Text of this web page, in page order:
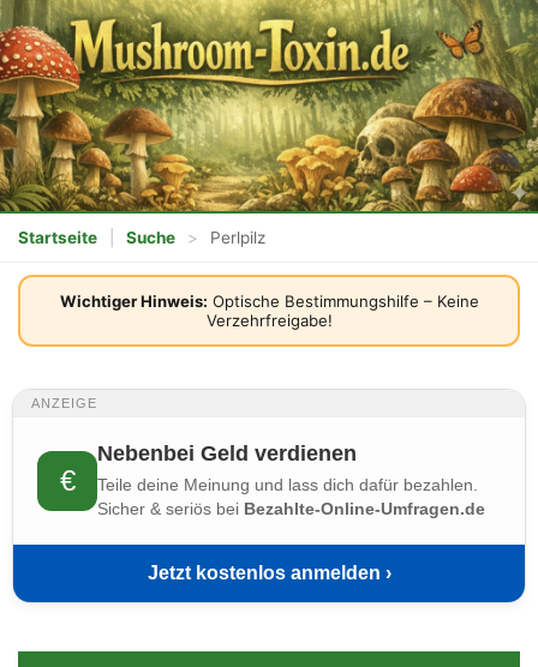
Startseite Suche > Perlpilz
Wichtiger Hinweis: Optische Bestimmungshilfe – Keine
Verzehrfreigabe!
ANZEIGE
€
Nebenbei Geld verdienen
Teile deine Meinung und lass dich dafür bezahlen.
Sicher & seriös bei Bezahlte-Online-Umfragen.de
Jetzt kostenlos anmelden ›